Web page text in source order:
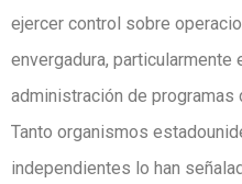
ejercer control sobre
envergadura,
administración de programas
Tanto organismos
independientes lo han